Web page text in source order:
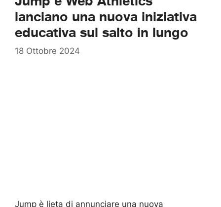
lanciano una nuova iniziativa
educativa sul salto in lungo
18 Ottobre 2024
Jump è lieta di annunciare una nuova